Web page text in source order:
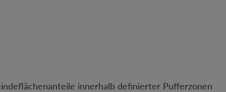
innerhalb definierter Pufferzonen